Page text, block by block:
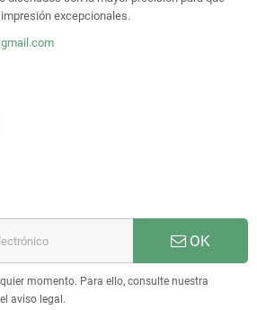
excepcionales.
OK
momento. Para ello, consulte nuestra
aviso legal.